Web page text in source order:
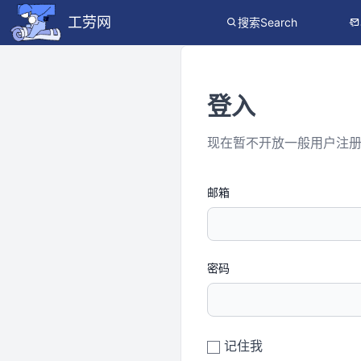
工劳网 搜索Search
登入
现在暂不开放一般用户注册
邮箱
密码
记住我